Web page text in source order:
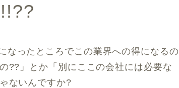
なったところでこの業界への得になるの
?? 」とか「 別にここの会社には必要な
ないんですか?